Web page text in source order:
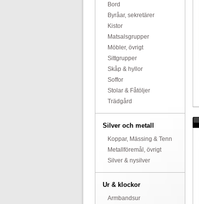
Bord
Byråar, sekretärer
Kistor
Matsalsgrupper
Möbler, övrigt
Sittgrupper
Skåp & hyllor
Soffor
Stolar & Fåtöljer
Trädgård
Silver och metall
Koppar, Mässing & Tenn
Metallföremål, övrigt
Silver & nysilver
Ur & klockor
Armbandsur